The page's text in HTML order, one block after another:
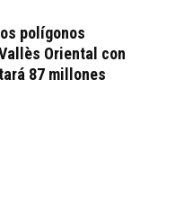
polígonos
Oriental con
87 millones